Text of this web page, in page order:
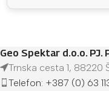
Geo Spektar d.o.o. PJ.
Trnska cesta 1, 88220
Telefon: +387 (0) 63